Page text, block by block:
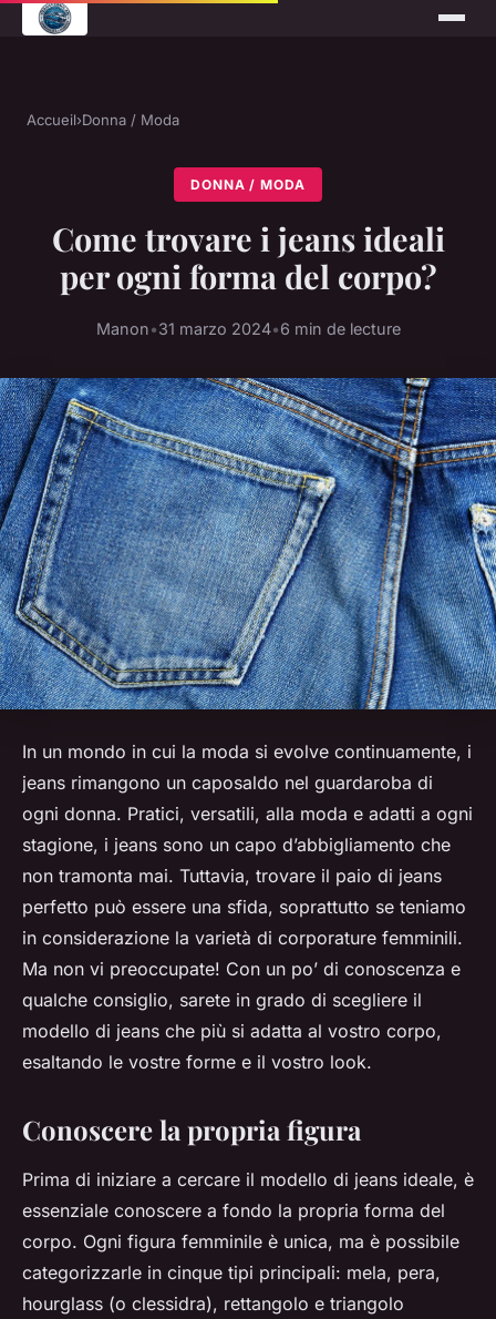
Accueil›Donna / Moda
DONNA / MODA
Come trovare i jeans ideali
per ogni forma del corpo?
Manon•31 marzo 2024•6 min de lecture
In un mondo in cui la moda si evolve continuamente, i
jeans rimangono un caposaldo nel guardaroba di
ogni donna. Pratici, versatili, alla moda e adatti a ogni
stagione, i jeans sono un capo d’abbigliamento che
non tramonta mai. Tuttavia, trovare il paio di jeans
perfetto può essere una sfida, soprattutto se teniamo
in considerazione la varietà di corporature femminili.
Ma non vi preoccupate! Con un po’ di conoscenza e
qualche consiglio, sarete in grado di scegliere il
modello di jeans che più si adatta al vostro corpo,
esaltando le vostre forme e il vostro look.
Conoscere la propria figura
Prima di iniziare a cercare il modello di jeans ideale, è
essenziale conoscere a fondo la propria forma del
corpo. Ogni figura femminile è unica, ma è possibile
categorizzarle in cinque tipi principali: mela, pera,
hourglass (o clessidra), rettangolo e triangolo